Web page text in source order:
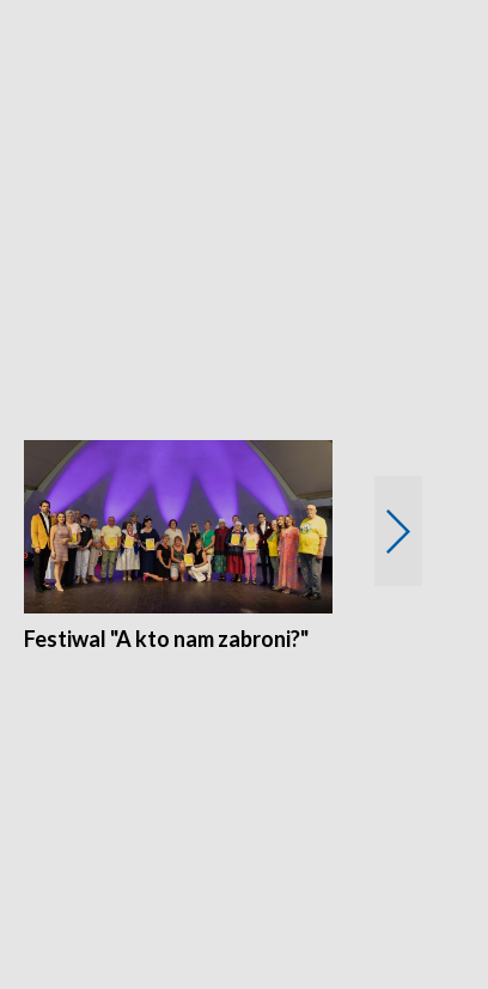
Festiwal "A kto nam zabroni?"